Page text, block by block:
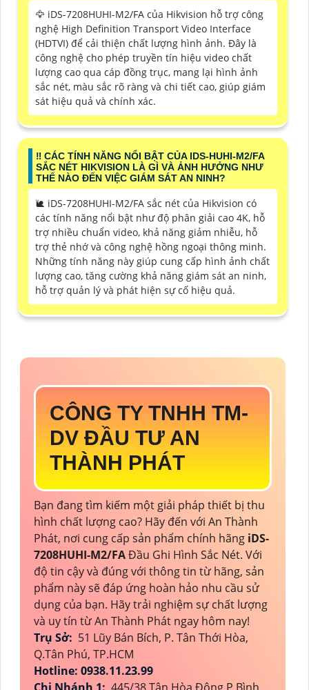
🦅 iDS-7208HUHI-M2/FA của Hikvision hỗ trợ công
nghệ High Definition Transport Video Interface
(HDTVI) để cải thiện chất lượng hình ảnh. Đây là
công nghệ cho phép truyền tín hiệu video chất
lượng cao qua cáp đồng trục, mang lại hình ảnh
sắc nét, màu sắc rõ ràng và chi tiết cao, giúp giám
sát hiệu quả và chính xác.
‼️ CÁC TÍNH NĂNG NỔI BẬT CỦA IDS-HUHI-M2/FA
SẮC NÉT HIKVISION LÀ GÌ VÀ ẢNH HƯỞNG NHƯ
THẾ NÀO ĐẾN VIỆC GIÁM SÁT AN NINH?
🐌 iDS-7208HUHI-M2/FA sắc nét của Hikvision có
các tính năng nổi bật như độ phân giải cao 4K, hỗ
trợ nhiều chuẩn video, khả năng giảm nhiễu, hỗ
trợ thẻ nhớ và công nghệ hồng ngoại thông minh.
Những tính năng này giúp cung cấp hình ảnh chất
lượng cao, tăng cường khả năng giám sát an ninh,
hỗ trợ quản lý và phát hiện sự cố hiệu quả.
CÔNG TY TNHH TM-
DV ĐẦU TƯ AN
THÀNH PHÁT
Bạn đang tìm kiếm một giải pháp thiết bị thu
hình chất lượng cao? Hãy đến với An Thành
Phát, nơi cung cấp sản phẩm chính hãng iDS-
7208HUHI-M2/FAĐầu Ghi Hình Sắc Nét. Với
độ tin cậy và đúng với thông tin từ hãng, sản
phẩm này sẽ đáp ứng hoàn hảo nhu cầu sử
dụng của bạn. Hãy trải nghiệm sự chất lượng
và uy tín từ An Thành Phát ngay hôm nay!
Trụ Sở: 51 Lũy Bán Bích, P. Tân Thới Hòa,
Q.Tân Phú, TP.HCM
Hotline: 0938.11.23.99